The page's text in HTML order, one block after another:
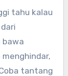
tahu kalau
bawa
tantang